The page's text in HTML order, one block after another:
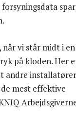
vi står midt i en
på kloden. Her
andre
mest effektive